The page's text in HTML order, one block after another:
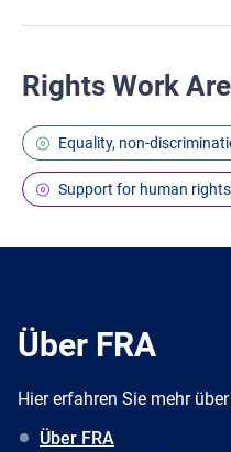
Rights Work
Equality, non-
Support for human
Über FRA
Hier erfahren Sie mehr
Über FRA